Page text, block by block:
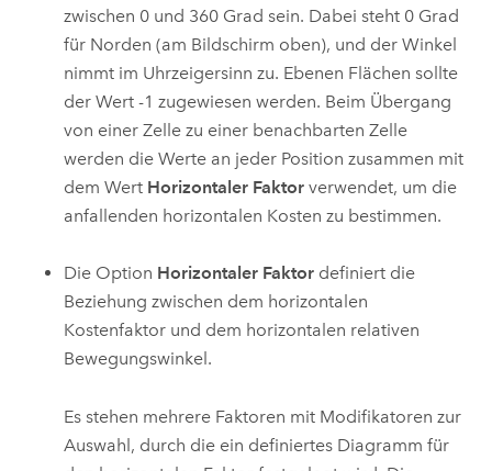
zwischen 0 und 360 Grad sein. Dabei steht 0 Grad
für Norden (am Bildschirm oben), und der Winkel
nimmt im Uhrzeigersinn zu. Ebenen Flächen sollte
der Wert -1 zugewiesen werden. Beim Übergang
von einer Zelle zu einer benachbarten Zelle
werden die Werte an jeder Position zusammen mit
dem Wert Horizontaler Faktor verwendet, um die
anfallenden horizontalen Kosten zu bestimmen.
Die Option Horizontaler Faktor definiert die
Beziehung zwischen dem horizontalen
Kostenfaktor und dem horizontalen relativen
Bewegungswinkel.
Es stehen mehrere Faktoren mit Modifikatoren zur
Auswahl, durch die ein definiertes Diagramm für